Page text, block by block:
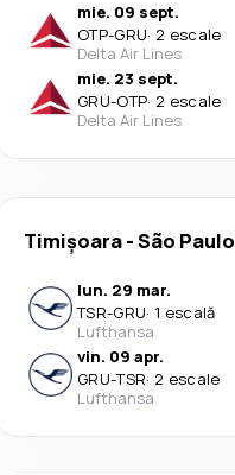
mie. 09 sept.
OTP-GRU· 2 escale
Delta Air Lines
mie. 23 sept.
GRU-OTP· 2 escale
Delta Air Lines
Timișoara-São Paulo
lun. 29 mar.
TSR-GRU· 1 escală
Lufthansa
vin. 09 apr.
GRU-TSR· 2 escale
Lufthansa